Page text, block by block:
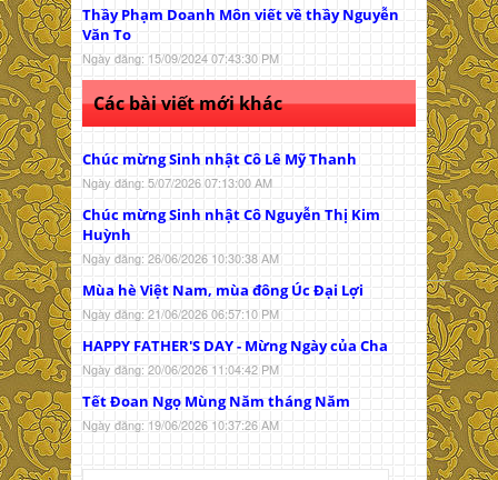
Thầy Phạm Doanh Môn viết về thầy Nguyễn
Văn To
Ngày đăng: 15/09/2024 07:43:30 PM
Các bài viết mới khác
Chúc mừng Sinh nhật Cô Lê Mỹ Thanh
Ngày đăng: 5/07/2026 07:13:00 AM
Chúc mừng Sinh nhật Cô Nguyễn Thị Kim
Huỳnh
Ngày đăng: 26/06/2026 10:30:38 AM
Mùa hè Việt Nam, mùa đông Úc Đại Lợi
Ngày đăng: 21/06/2026 06:57:10 PM
HAPPY FATHER'S DAY - Mừng Ngày của Cha
Ngày đăng: 20/06/2026 11:04:42 PM
Tết Đoan Ngọ Mùng Năm tháng Năm
Ngày đăng: 19/06/2026 10:37:26 AM